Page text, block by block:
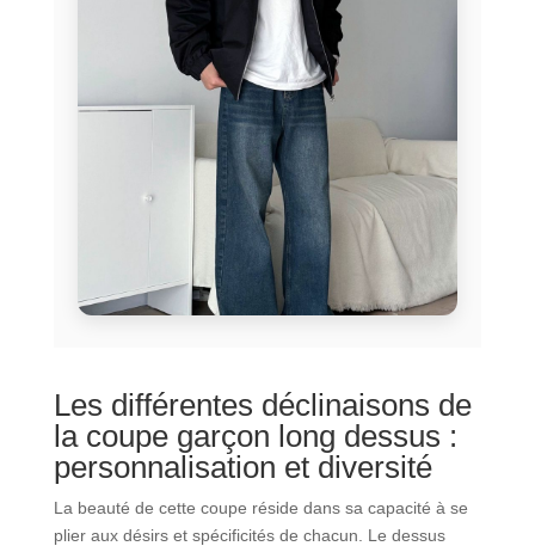
Les différentes déclinaisons de
la coupe garçon long dessus :
personnalisation et diversité
La beauté de cette coupe réside dans sa capacité à se
plier aux désirs et spécificités de chacun. Le dessus